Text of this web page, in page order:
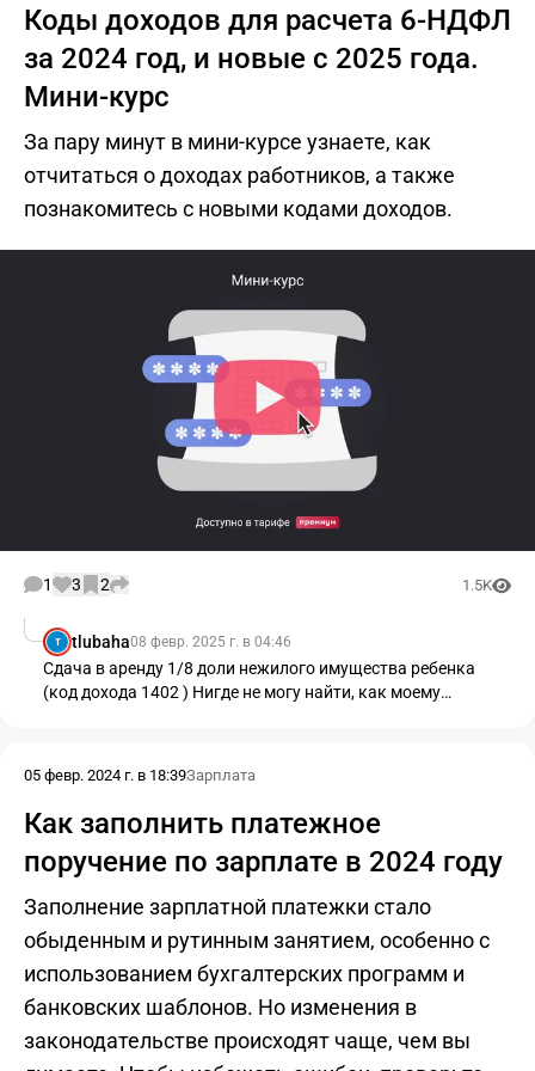
Коды доходов для расчета 6-НДФЛ
за 2024 год, и новые с 2025 года.
Мини-курс
За пару минут в мини-курсе узнаете, как
отчитаться о доходах работников, а также
познакомитесь с новыми кодами доходов.
1 3 2 1.5K
T tlubaha08 февр. 2025 г. в 04:46
Сдача в аренду 1/8 доли нежилого имущества ребенка
(код дохода 1402 ) Нигде не могу найти, как моему
05 февр. 2024 г. в 18:39Зарплата
Как заполнить платежное
поручение по зарплате в 2024 году
Заполнение зарплатной платежки стало
обыденным и рутинным занятием, особенно с
использованием бухгалтерских программ и
банковских шаблонов. Но изменения в
законодательстве происходят чаще, чем вы